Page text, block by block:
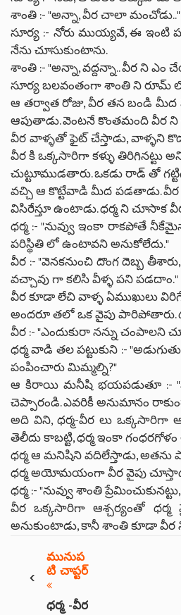
శాంతి :- "అన్నా, వీర చాలా మంచోడు.."
సూర్య :- నోరు ముయ్యవే, ఈ ఇంటి
నేను చూసుకుంటాను.
శాంతి :- "అన్నా, వద్దన్నా.. వీర ని ఎం
సూర్య బలవంతంగా శాంతి ని రూమ్
ఆ తర్వాత రోజు, వీర తన బండి మీద
ఆపుతాడు. వెంటనే కొంతమంది వీర ని
వీర వాళ్ళతో ఫైట్ చేస్తాడు, వాళ్ళని
వీర కి ఒక్కసారిగా కళ్ళు
చుట్టూముడతారు. ఒకడు రాడ్ తో
వచ్చి ఆ కొట్టేవాడి మీద పడతాడు. వీర
విసిరేస్తూ ఉంటాడు. ధర్మ ని చూసాక
ధర్మ :- "నువ్వు ఇంకా రాకపోతే
పరిస్థితి లో ఉంటావని అనుకోలేదు."
వీర :- "వెనకనుంచి దొంగ దెబ్బ
వచ్చావు గా కలిసి వీళ్ళ పని పడదాం."
వీర కూడా లేచి వాళ్ళ ఏముఖులు
అందరూ తలో ఒక వైపు పారిపోతారు.
వీర :- "ఎందుకురా నన్ను చంపాలని
ధర్మ వాడి తల పట్టుకుని :-
పంపించారు మిమ్మల్ని?"
ఆ కిరాయి మనీషి భయపడుతూ :-
చెప్పారండి. ఎవరికీ అనుమానం
అది విని, ధర్మ-వీర లు ఒక్కసారిగా
తెలీదు కాబట్టి, ధర్మ ఇంకా
ధర్మ ఆ మనిషిని వదిలేస్తాడు,
ధర్మ అయోమయంగా వీర వైపు
ధర్మ :- "నువ్వు శాంతి
వీర ఒక్కసారిగా ఆశ్చర్యంతో ధర్మ
అనుకుంటాడు, కానీ శాంతి కూడా వీర ని
‹
మునుప
టి చాప్టర్
ధర్మ -వీర